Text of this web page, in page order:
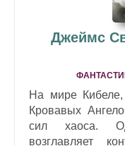
Джеймс
На мире Кибеле,
Кровавых
сил хаоса.
возглавляет